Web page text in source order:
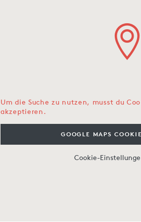
Um die Suche zu nutzen, musst du
akzeptieren.
GOOGLE MAPS
Cookie-